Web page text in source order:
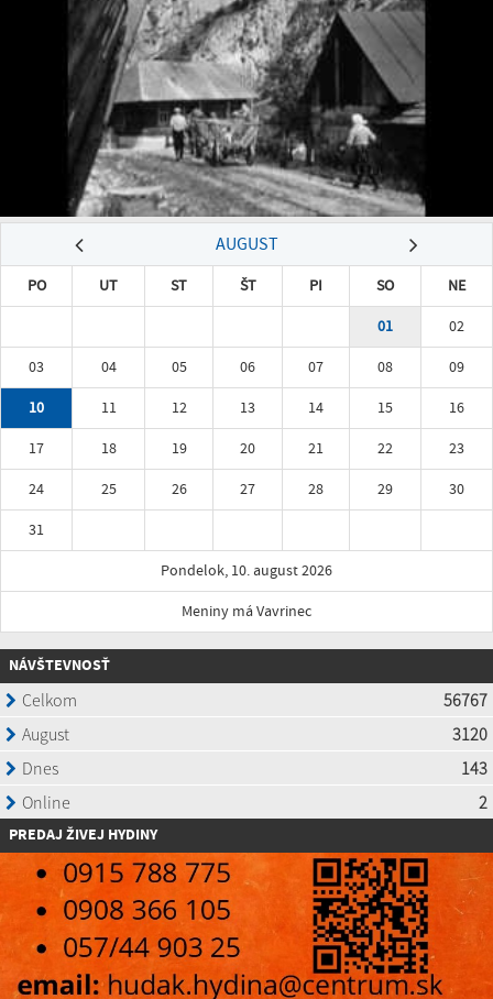
AUGUST
PO UT ST ŠT PI SO
NE
01
02
03
04 05 06 07 08
09
10
11 12 13 14 15
16
17
18 19 20 21 22
23
24
25 26 27 28 29
30
31
Pondelok, 10. august 2026
Meniny má Vavrinec
NÁVŠTEVNOSŤ
PREDAJ ŽIVEJ HYDINY